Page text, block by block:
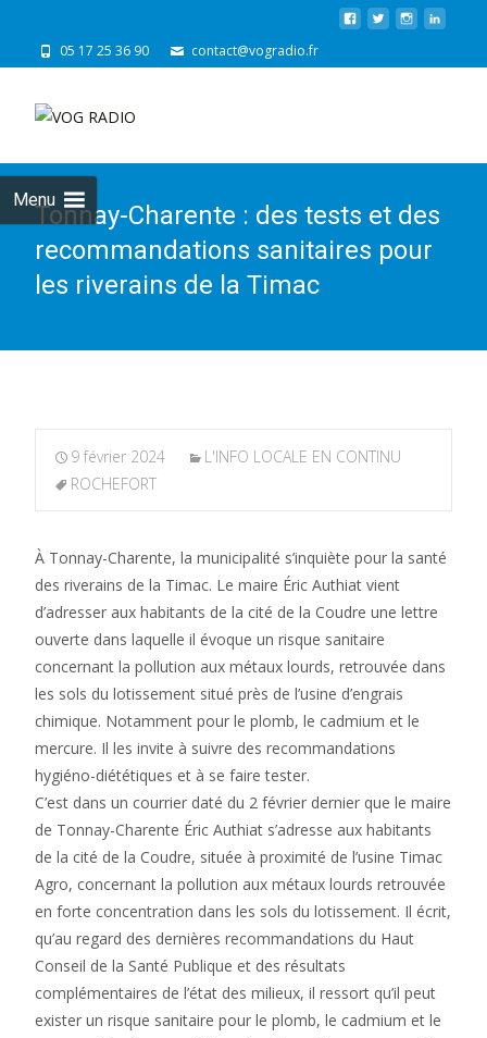
05 17 25 36 90 contact@vogradio.fr
Menu
Tonnay-Charente : des tests et des
recommandations sanitaires pour
les riverains de la Timac
9 février 2024
L'INFO LOCALE EN CONTINU
ROCHEFORT
À Tonnay-Charente, la municipalité s’inquiète pour la santé
des riverains de la Timac. Le maire Éric Authiat vient
d’adresser aux habitants de la cité de la Coudre une lettre
ouverte dans laquelle il évoque un risque sanitaire
concernant la pollution aux métaux lourds, retrouvée dans
les sols du lotissement situé près de l’usine d’engrais
chimique. Notamment pour le plomb, le cadmium et le
mercure. Il les invite à suivre des recommandations
hygiéno-diététiques et à se faire tester.
C’est dans un courrier daté du 2 février dernier que le maire
de Tonnay-Charente Éric Authiat s’adresse aux habitants
de la cité de la Coudre, située à proximité de l’usine Timac
Agro, concernant la pollution aux métaux lourds retrouvée
en forte concentration dans les sols du lotissement. Il écrit,
qu’au regard des dernières recommandations du Haut
Conseil de la Santé Publique et des résultats
complémentaires de l’état des milieux, il ressort qu’il peut
exister un risque sanitaire pour le plomb, le cadmium et le